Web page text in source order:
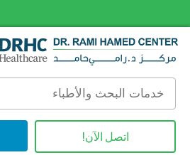
اتصل الآن!